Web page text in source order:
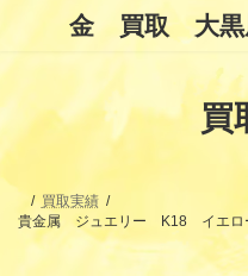
ン
キ
ッ
ー
に
移
金 買取 大黒
買
買取実績
貴金属 ジュエリー K18 イエ